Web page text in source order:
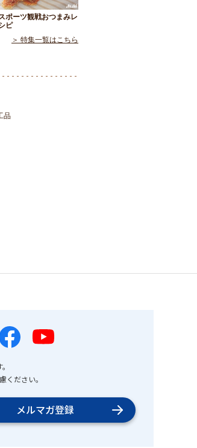
スポーツ観戦おつまみレ
ピ
＞ 特集一覧はこちら
品
ださい。
メルマガ登録